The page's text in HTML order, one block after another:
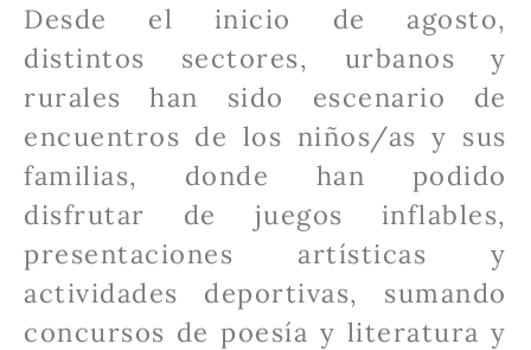
Desde el inicio de agosto,
distintos sectores, urbanos y
rurales han sido escenario de
encuentros de los niños/as y sus
familias, donde han podido
disfrutar de juegos inflables,
presentaciones artísticas y
actividades deportivas, sumando
concursos de poesía y literatura y